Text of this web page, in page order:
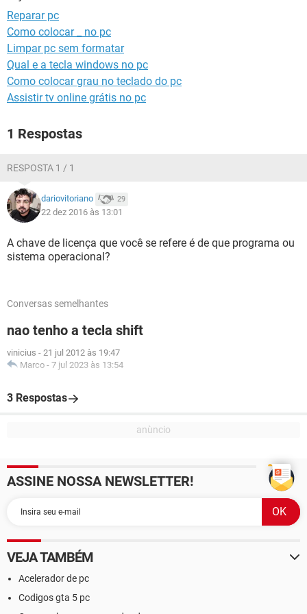
GUIA DE COMPRAS
Reparar pc
Como colocar _ no pc
Limpar pc sem formatar
Qual e a tecla windows no pc
Como colocar grau no teclado do pc
Assistir tv online grátis no pc
1 Respostas
RESPOSTA 1 / 1
dariovitoriano 29
22 dez 2016 às 13:01
A chave de licença que você se refere é de que programa ou
sistema operacional?
Conversas semelhantes
nao tenho a tecla shift
vinicius - 21 jul 2012 às 19:47
Marco - 7 jul 2023 às 13:54
3 Respostas
ASSINE NOSSA NEWSLETTER!
VEJA TAMBÉM
Acelerador de pc
Codigos gta 5 pc